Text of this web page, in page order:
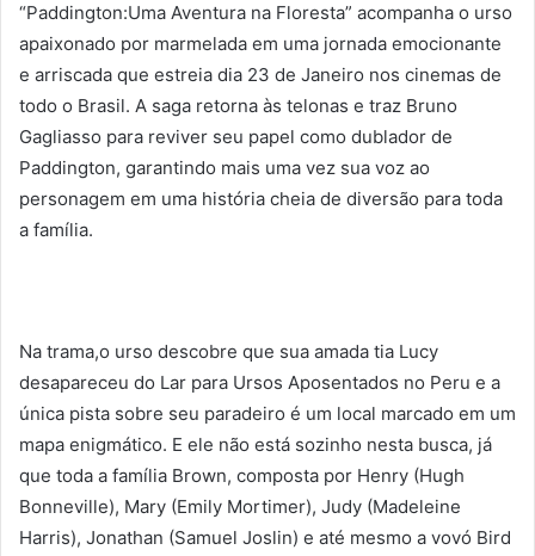
“Paddington:Uma Aventura na Floresta” acompanha o urso
apaixonado por marmelada em uma jornada emocionante
e arriscada que estreia dia 23 de Janeiro nos cinemas de
todo o Brasil. A saga retorna às telonas e traz Bruno
Gagliasso para reviver seu papel como dublador de
Paddington, garantindo mais uma vez sua voz ao
personagem em uma história cheia de diversão para toda
a família.
Na trama,o urso descobre que sua amada tia Lucy
desapareceu do Lar para Ursos Aposentados no Peru e a
única pista sobre seu paradeiro é um local marcado em um
mapa enigmático. E ele não está sozinho nesta busca, já
que toda a família Brown, composta por Henry (Hugh
Bonneville), Mary (Emily Mortimer), Judy (Madeleine
Harris), Jonathan (Samuel Joslin) e até mesmo a vovó Bird